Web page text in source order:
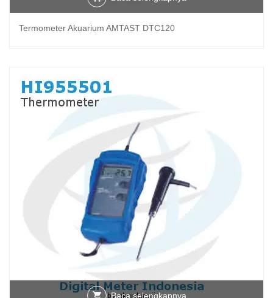
Termometer Akuarium AMTAST DTC120
Baca selengkapnya